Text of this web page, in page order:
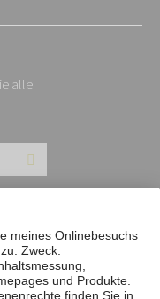
alle
widerrufen